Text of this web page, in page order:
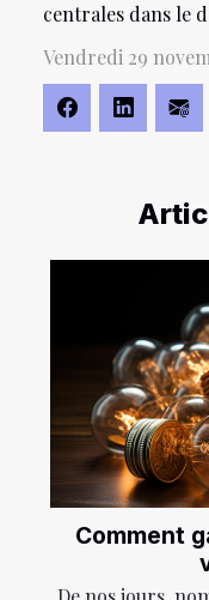
Comment
centrales dans le
Vendredi 29